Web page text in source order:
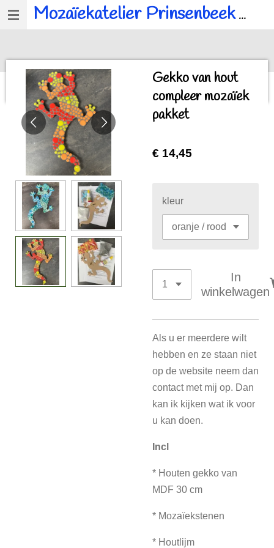
Ga
direct
de
hoofdinhoud
Mozaïekatelier Prinsenbeekvoor al u mozaïek, workshops en kinderfeestjes.
Gekko van hout
compleer mozaïek
pakket
€ 14,45
kleur
In
winkelwagen
Als u er meerdere wilt
hebben en ze staan niet
op de website neem dan
contact met mij op. Dan
kan ik kijken wat ik voor
u kan doen.
Incl
* Houten gekko van
MDF 30 cm
* Mozaïekstenen
* Houtlijm